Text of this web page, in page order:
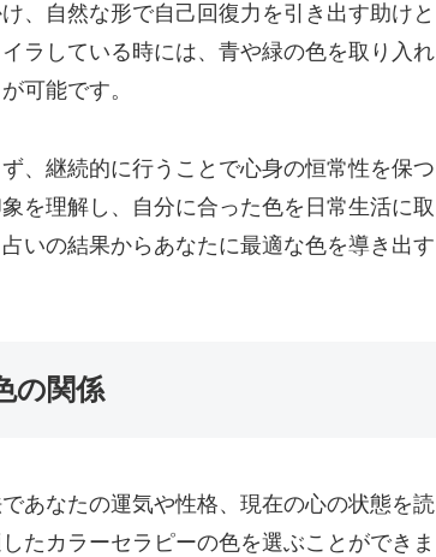
、自然な形で自己回復力を引き出す助けと
ラしている時には、青や緑の色を取り入れ
可能です。
、継続的に行うことで心身の恒常性を保つ
を理解し、自分に合った色を日常生活に取
いの結果からあなたに最適な色を導き出す
の関係
あなたの運気や性格、現在の心の状態を読
たカラーセラピーの色を選ぶことができま